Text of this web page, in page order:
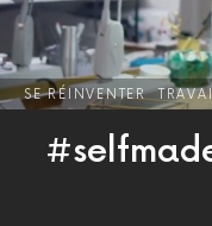
SE RÉINVENTER